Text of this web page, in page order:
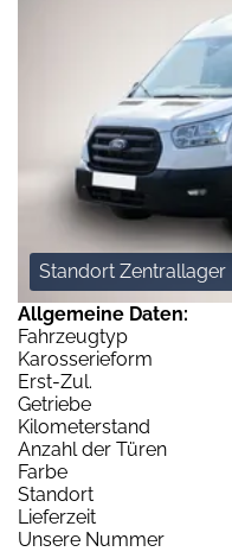
Standort Zentrallager
Allgemeine Daten:
Fahrzeugtyp
Karosserieform
Erst-Zul.
Getriebe
Kilometerstand
Anzahl der Türen
Farbe
Standort
Lieferzeit
Unsere Nummer